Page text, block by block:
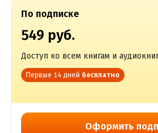
По подписке
549 руб.
Доступ ко всем книгам и
Первые 14 дней бесплатно
Оформить